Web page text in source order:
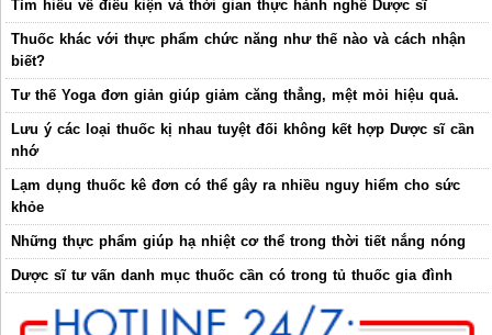
Tìm hiểu về điều kiện và thời gian thực hành nghề Dược sĩ
Thuốc khác với thực phẩm chức năng như thế nào và cách nhận
biết?
Tư thế Yoga đơn giản giúp giảm căng thẳng, mệt mỏi hiệu quả.
Lưu ý các loại thuốc kị nhau tuyệt đối không kết hợp Dược sĩ cần
nhớ
Lạm dụng thuốc kê đơn có thể gây ra nhiều nguy hiểm cho sức
khỏe
Những thực phẩm giúp hạ nhiệt cơ thể trong thời tiết nắng nóng
Dược sĩ tư vấn danh mục thuốc cần có trong tủ thuốc gia đình